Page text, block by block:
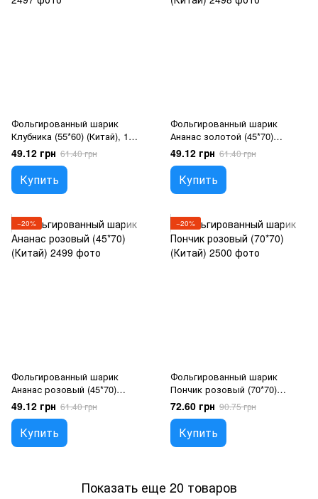
Фольгированный шарик
Клубника (55*60) (Китай), 1
шт., Гелий или воздух, Фрукти
49.12 грн 61.40 грн
Купить
Фольгированный шарик
Ананас золотой (45*70)
(Китай), 1 шт., Гелий или
воздух, Фрукти
49.12 грн 61.40 грн
Купить
−20%
Фольгированный шарик
Ананас розовый (45*70)
(Китай), 1 шт., Гелий или
воздух, Фрукти
49.12 грн 61.40 грн
Купить
−20%
Фольгированный шарик
Пончик розовый (70*70)
(Китай), 1 шт., Гелий или
воздух, Еда
72.60 грн 90.75 грн
Купить
Показать еще 20 товаров